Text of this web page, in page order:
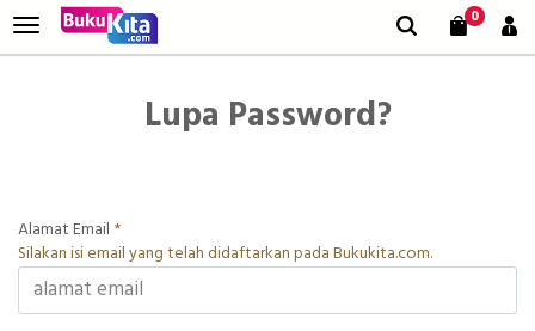
0
Lupa Password?
Alamat Email *
Silakan isi email yang telah didaftarkan pada Bukukita.com.